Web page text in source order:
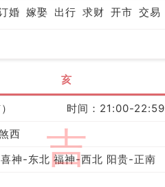
婚 嫁娶 出行 求财 开市 交易
亥
吉
时间：21:00-22:59
西
神-东北 福神-西北 阳贵-正南